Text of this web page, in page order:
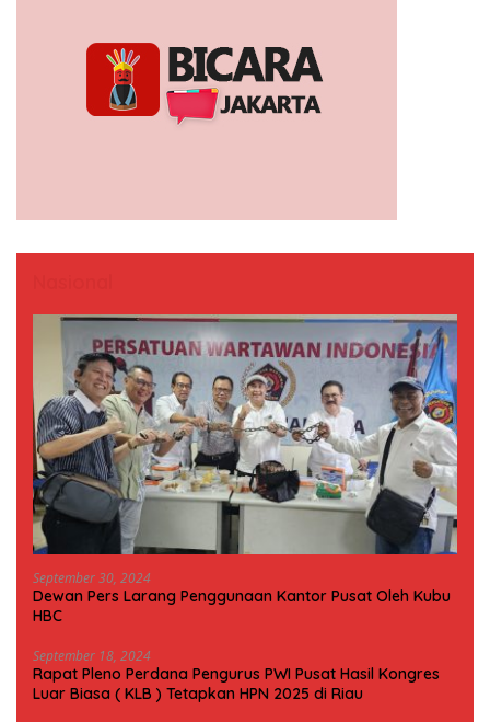
September 30, 2024
Dewan Pers Larang Penggunaan Kantor Pusat Oleh Kubu
HBC
September 18, 2024
Rapat Pleno Perdana Pengurus PWI Pusat Hasil Kongres
Luar Biasa ( KLB ) Tetapkan HPN 2025 di Riau